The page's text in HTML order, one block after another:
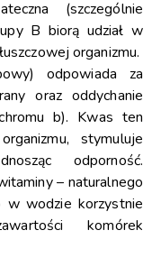
(szczególnie
B biorą udział w
organizmu.
odpowiada za
oraz oddychanie
b). Kwas ten
stymuluje
odporność.
– naturalnego
w wodzie korzystnie
komórek